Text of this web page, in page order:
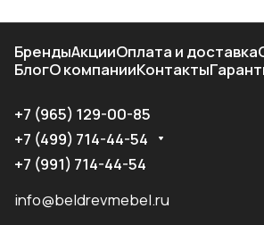
БрендыАкцииОплата и доставка
БлогО компанииКонтакты
+7 (965) 129-00-85
+7 (499) 714-44-54
+7 (991) 714-44-54
info@beldrevmebel.ru